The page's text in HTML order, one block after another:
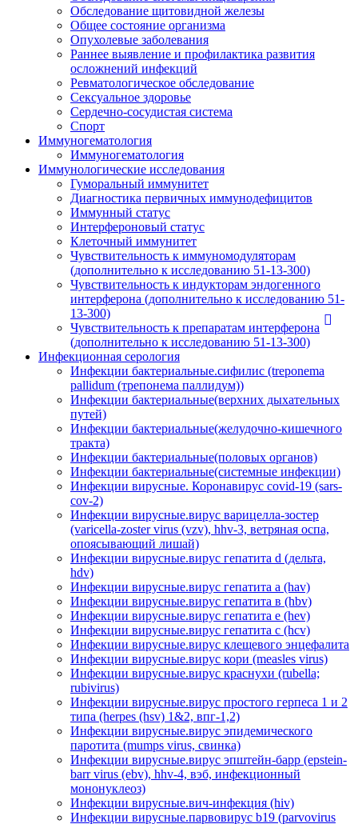
Обследование щитовидной железы
Общее состояние организма
Опухолевые заболевания
Раннее выявление и профилактика развития
осложнений инфекций
Ревматологическое обследование
Сексуальное здоровье
Сердечно-сосудистая система
Спорт
Иммуногематология
Иммуногематология
Иммунологические исследования
Гуморальный иммунитет
Диагностика первичных иммунодефицитов
Иммунный статус
Интерфероновый статус
Клеточный иммунитет
Чувствительность к иммуномодуляторам
(дополнительно к исследованию 51-13-300)
Чувствительность к индукторам эндогенного
интерферона (дополнительно к исследованию 51-
13-300)
Чувствительность к препаратам интерферона
(дополнительно к исследованию 51-13-300)
Инфекционная серология
Инфекции бактериальные.сифилис (treponema
pallidum (трепонема паллидум))
Инфекции бактериальные(верхних дыхательных
путей)
Инфекции бактериальные(желудочно-кишечного
тракта)
Инфекции бактериальные(половых органов)
Инфекции бактериальные(системные инфекции)
Инфекции вирусные. Коронавирус covid-19 (sars-
cov-2)
Инфекции вирусные.вирус варицелла-зостер
(varicella-zoster virus (vzv), hhv-3, ветряная оспа,
опоясывающий лишай)
Инфекции вирусные.вирус гепатита d (дельта,
hdv)
Инфекции вирусные.вирус гепатита а (hav)
Инфекции вирусные.вирус гепатита в (hbv)
Инфекции вирусные.вирус гепатита е (hev)
Инфекции вирусные.вирус гепатита с (hcv)
Инфекции вирусные.вирус клещевого энцефалита
Инфекции вирусные.вирус кори (measles virus)
Инфекции вирусные.вирус краснухи (rubella;
rubivirus)
Инфекции вирусные.вирус простого герпеса 1 и 2
типа (herpes (hsv) 1&2, впг-1,2)
Инфекции вирусные.вирус эпидемического
паротита (mumps virus, свинка)
Инфекции вирусные.вирус эпштейн-барр (epstein-
barr virus (ebv), hhv-4, вэб, инфекционный
мононуклеоз)
Инфекции вирусные.вич-инфекция (hiv)
Инфекции вирусные.парвовирус b19 (parvovirus